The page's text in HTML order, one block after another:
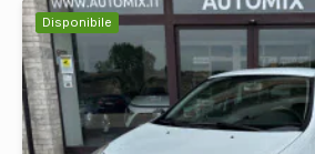
Disponibile